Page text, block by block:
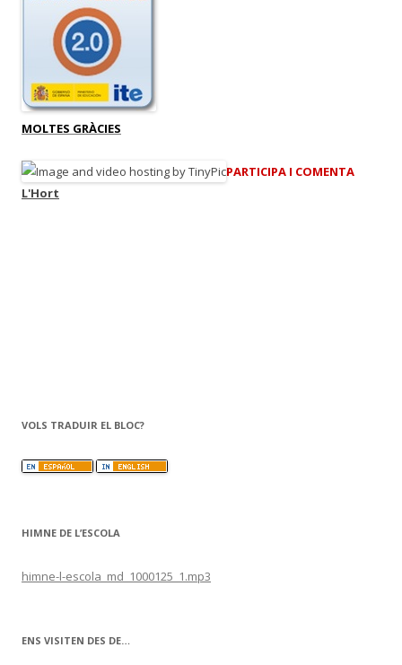
MOLTES GRÀCIES
PARTICIPA I COMENTA
L'Hort
VOLS TRADUIR EL BLOC?
HIMNE DE L’ESCOLA
himne-l-escola_md_1000125_1.mp3
ENS VISITEN DES DE…